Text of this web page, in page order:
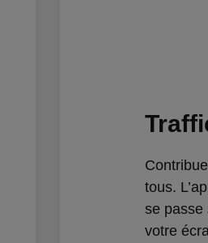
tous.
se passe
votre